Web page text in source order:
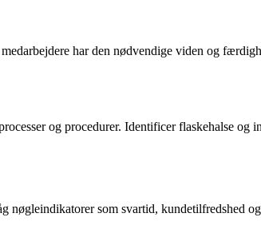
har den nødvendige viden og
og procedurer. Identificer flaskehalse og
som svartid, kundetilfredshed